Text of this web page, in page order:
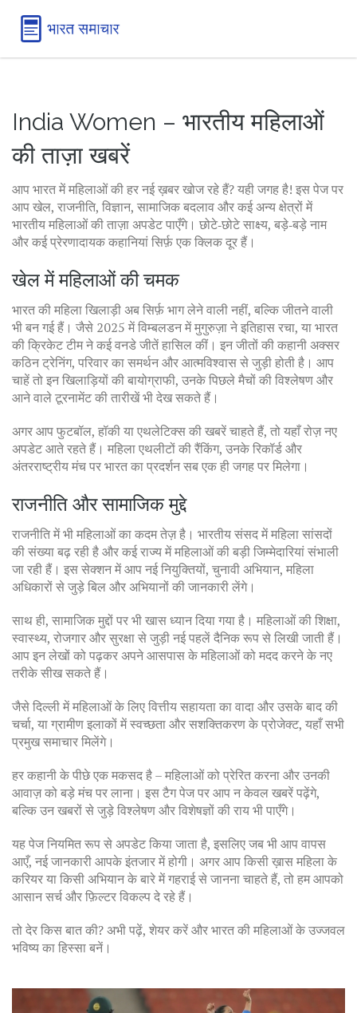
India Women – भारतीय महिलाओं
की ताज़ा खबरें
आप भारत में महिलाओं की हर नई ख़बर खोज रहे हैं? यही जगह है! इस पेज पर
आप खेल, राजनीति, विज्ञान, सामाजिक बदलाव और कई अन्य क्षेत्रों में
भारतीय महिलाओं की ताज़ा अपडेट पाएँगे। छोटे‑छोटे साक्ष्य, बड़े‑बड़े नाम
और कई प्रेरणादायक कहानियां सिर्फ़ एक क्लिक दूर हैं।
खेल में महिलाओं की चमक
भारत की महिला खिलाड़ी अब सिर्फ़ भाग लेने वाली नहीं, बल्कि जीतने वाली
भी बन गई हैं। जैसे 2025 में विम्बलडन में मुगुरुज़ा ने इतिहास रचा, या भारत
की क्रिकेट टीम ने कई वनडे जीतें हासिल कीं। इन जीतों की कहानी अक्सर
कठिन ट्रेनिंग, परिवार का समर्थन और आत्मविश्वास से जुड़ी होती है। आप
चाहें तो इन खिलाड़ियों की बायोग्राफी, उनके पिछले मैचों की विश्लेषण और
आने वाले टूरनामेंट की तारीखें भी देख सकते हैं।
अगर आप फुटबॉल, हॉकी या एथलेटिक्स की खबरें चाहते हैं, तो यहाँ रोज़ नए
अपडेट आते रहते हैं। महिला एथलीटों की रैंकिंग, उनके रिकॉर्ड और
अंतरराष्ट्रीय मंच पर भारत का प्रदर्शन सब एक ही जगह पर मिलेगा।
राजनीति और सामाजिक मुद्दे
राजनीति में भी महिलाओं का कदम तेज़ है। भारतीय संसद में महिला सांसदों
की संख्या बढ़ रही है और कई राज्य में महिलाओं की बड़ी जिम्मेदारियां संभाली
जा रही हैं। इस सेक्शन में आप नई नियुक्तियों, चुनावी अभियान, महिला
अधिकारों से जुड़े बिल और अभियानों की जानकारी लेंगे।
साथ ही, सामाजिक मुद्दों पर भी खास ध्यान दिया गया है। महिलाओं की शिक्षा,
स्वास्थ्य, रोजगार और सुरक्षा से जुड़ी नई पहलें दैनिक रूप से लिखी जाती हैं।
आप इन लेखों को पढ़कर अपने आसपास के महिलाओं को मदद करने के नए
तरीके सीख सकते हैं।
जैसे दिल्ली में महिलाओं के लिए वित्तीय सहायता का वादा और उसके बाद की
चर्चा, या ग्रामीण इलाकों में स्वच्छता और सशक्तिकरण के प्रोजेक्ट, यहाँ सभी
प्रमुख समाचार मिलेंगे।
हर कहानी के पीछे एक मकसद है – महिलाओं को प्रेरित करना और उनकी
आवाज़ को बड़े मंच पर लाना। इस टैग पेज पर आप न केवल खबरें पढ़ेंगे,
बल्कि उन खबरों से जुड़े विश्लेषण और विशेषज्ञों की राय भी पाएँगे।
यह पेज नियमित रूप से अपडेट किया जाता है, इसलिए जब भी आप वापस
आएँ, नई जानकारी आपके इंतजार में होगी। अगर आप किसी ख़ास महिला के
करियर या किसी अभियान के बारे में गहराई से जानना चाहते हैं, तो हम आपको
आसान सर्च और फ़िल्टर विकल्प दे रहे हैं।
तो देर किस बात की? अभी पढ़ें, शेयर करें और भारत की महिलाओं के उज्जवल
भविष्य का हिस्सा बनें।